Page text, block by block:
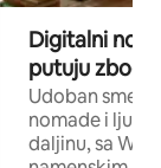
Digitalni
putuju zbog
Udoban
nomade i ljude
daljinu, sa Wi-